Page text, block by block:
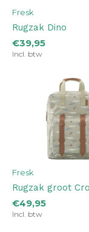
Fresk
Rugzak Dino
€39,95
Incl. btw
Fresk
Rugzak groot
€49,95
Incl. btw